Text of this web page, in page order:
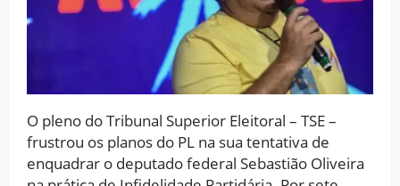
O pleno do Tribunal Superior Eleitoral – TSE –
frustrou os planos do PL na sua tentativa de
enquadrar o deputado federal Sebastião Oliveira